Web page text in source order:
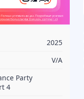
2025
V/A
Party
4